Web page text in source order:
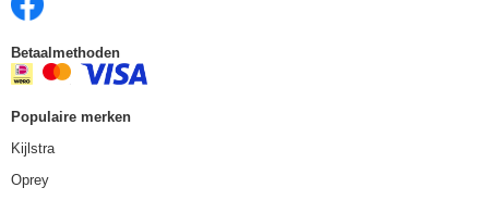
Betaalmethoden
Populaire merken
Kijlstra
Oprey